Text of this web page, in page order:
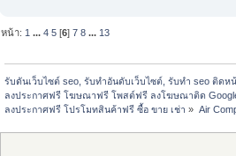
หน้า: 1 ...4 5 [6]7 8 ... 13
รับดันเว็บไซต์ seo, รับทำอันดับเว็บไซต์, รับทำ seo ติดห
ลงประกาศฟรี โฆษณาฟรี โพสต์ฟรี ลงโฆษณาติด
ลงประกาศฟรี โปรโมทสินค้าฟรี ซื้อ ขาย เช่า » Air